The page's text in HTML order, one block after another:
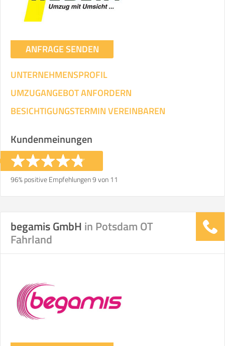
ANFRAGE SENDEN
UNTERNEHMENSPROFIL
UMZUGANGEBOT ANFORDERN
BESICHTIGUNGSTERMIN VEREINBAREN
Kundenmeinungen
96% positive Empfehlungen 9 von 11
begamis GmbH in Potsdam OT
Fahrland